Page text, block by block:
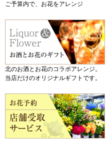
ご予算内で、お花をアレンジ
北のお酒とお花のコラボアレンジ。
当店だけのオリジナルギフトです。